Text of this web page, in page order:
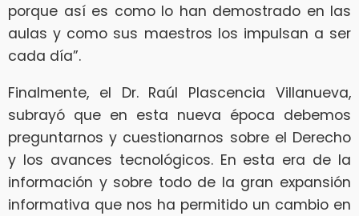
porque así es como lo han demostrado en las
aulas y como sus maestros los impulsan a ser
cada día”.
Finalmente, el Dr. Raúl Plascencia Villanueva,
subrayó que en esta nueva época debemos
preguntarnos y cuestionarnos sobre el Derecho
y los avances tecnológicos. En esta era de la
información y sobre todo de la gran expansión
informativa que nos ha permitido un cambio en